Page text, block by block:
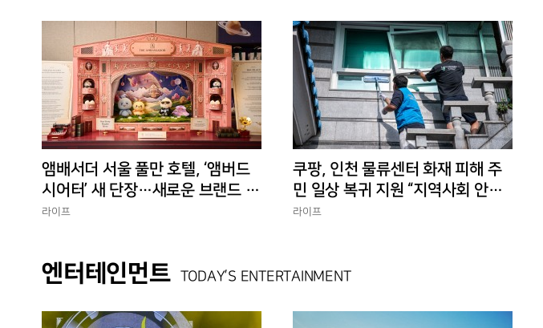
앰배서더 서울 풀만 호텔, ‘앰버드
시어터’ 새 단장…새로운 브랜드 경
험 선사
라이프
쿠팡, 인천 물류센터 화재 피해 주
민 일상 복귀 지원 “지역사회 안정
에 총력”
라이프
엔터테인먼트 TODAY’S ENTERTAINMENT